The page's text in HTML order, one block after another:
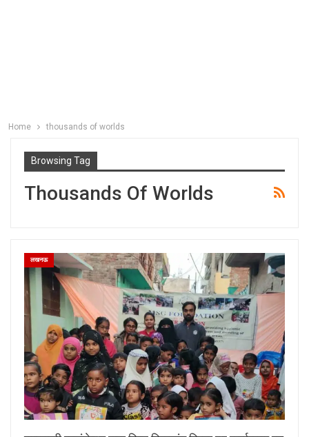
Home thousands of worlds
Browsing Tag
Thousands Of Worlds
लखनऊ